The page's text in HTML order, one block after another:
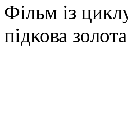
Фільм із
підкова